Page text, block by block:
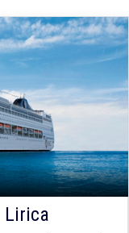
Lirica